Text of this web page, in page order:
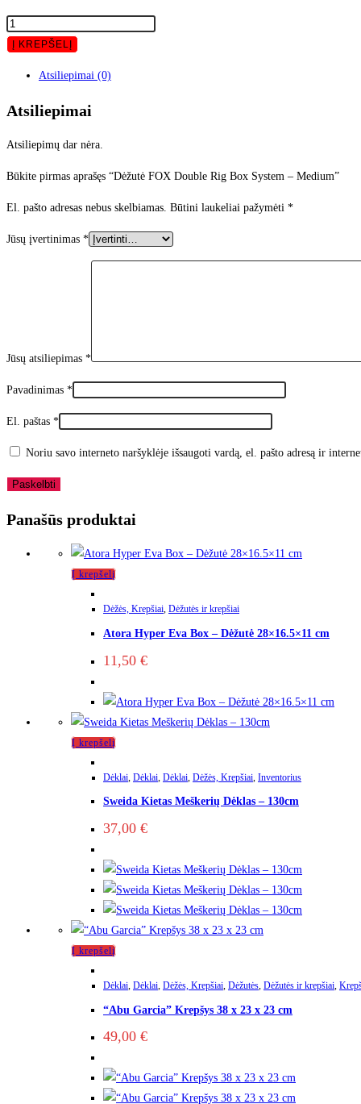
Į KREPŠELĮ
Atsiliepimai (0)
Atsiliepimai
Atsiliepimų dar nėra.
Būkite pirmas aprašęs “Dėžutė FOX Double Rig Box System – Medium”
El. pašto adresas nebus skelbiamas. Būtini laukeliai pažymėti *
Jūsų įvertinimas *
Jūsų atsiliepimas *
Pavadinimas *
El. paštas *
Noriu savo interneto naršyklėje išsaugoti vardą, el. pašto adresą ir
Panašūs produktai
Į krepšelį
Dėžės, Krepšiai, Dėžutės ir krepšiai
Atora Hyper Eva Box – Dėžutė 28×16.5×11 cm
11,50 €
Į krepšelį
Dėklai Dėklai Dėklai Dėžės, Krepšiai Inventorius
Sweida Kietas Meškerių Dėklas – 130cm
37,00 €
Į krepšelį
Dėklai, Dėklai, Dėžės, Krepšiai, Dėžutės, Dėžutės ir krepšiai,
“Abu Garcia” Krepšys 38 x 23 x 23 cm
49,00 €